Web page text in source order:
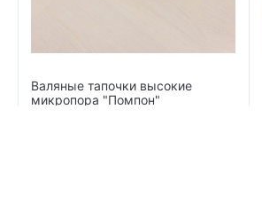
Валяные тапочки высокие
микропора "Помпон"